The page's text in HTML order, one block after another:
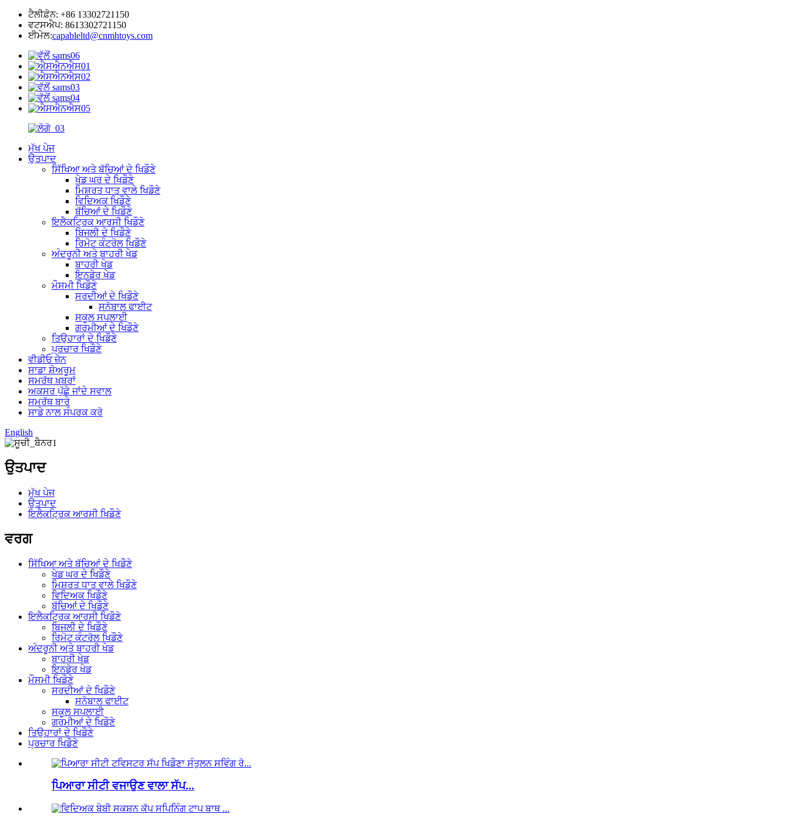
ਟੈਲੀਫ਼ੋਨ: +86 13302721150
ਵਟਸਐਪ: 8613302721150
ਈਮੇਲ:capableltd@cnmhtoys.com
ਮੁੱਖ ਪੇਜ
ਉਤਪਾਦ
ਸਿੱਖਿਆ ਅਤੇ ਬੱਚਿਆਂ ਦੇ ਖਿਡੌਣੇ
ਖੇਡ ਘਰ ਦੇ ਖਿਡੌਣੇ
ਮਿਸ਼ਰਤ ਧਾਤ ਵਾਲੇ ਖਿਡੌਣੇ
ਵਿਦਿਅਕ ਖਿਡੌਣੇ
ਬੱਚਿਆਂ ਦੇ ਖਿਡੌਣੇ
ਇਲੈਕਟ੍ਰਿਕ ਆਰਸੀ ਖਿਡੌਣੇ
ਬਿਜਲੀ ਦੇ ਖਿਡੌਣੇ
ਰਿਮੋਟ ਕੰਟਰੋਲ ਖਿਡੌਣੇ
ਅੰਦਰੂਨੀ ਅਤੇ ਬਾਹਰੀ ਖੇਡ
ਬਾਹਰੀ ਖੇਡ
ਇਨਡੋਰ ਖੇਡ
ਮੌਸਮੀ ਖਿਡੌਣੇ
ਸਰਦੀਆਂ ਦੇ ਖਿਡੌਣੇ
ਸਨੋਬਾਲ ਫਾਈਟ
ਸਕੂਲ ਸਪਲਾਈ
ਗਰਮੀਆਂ ਦੇ ਖਿਡੌਣੇ
ਤਿਉਹਾਰਾਂ ਦੇ ਖਿਡੌਣੇ
ਪ੍ਰਚਾਰ ਖਿਡੌਣੇ
ਵੀਡੀਓ ਜ਼ੋਨ
ਸਾਡਾ ਸ਼ੋਅਰੂਮ
ਸਮਰੱਥ ਖ਼ਬਰਾਂ
ਅਕਸਰ ਪੁੱਛੇ ਜਾਂਦੇ ਸਵਾਲ
ਸਮਰੱਥ ਬਾਰੇ
ਸਾਡੇ ਨਾਲ ਸੰਪਰਕ ਕਰੋ
English
ਉਤਪਾਦ
ਮੁੱਖ ਪੇਜ
ਉਤਪਾਦ
ਇਲੈਕਟ੍ਰਿਕ ਆਰਸੀ ਖਿਡੌਣੇ
ਵਰਗ
ਸਿੱਖਿਆ ਅਤੇ ਬੱਚਿਆਂ ਦੇ ਖਿਡੌਣੇ
ਖੇਡ ਘਰ ਦੇ ਖਿਡੌਣੇ
ਮਿਸ਼ਰਤ ਧਾਤ ਵਾਲੇ ਖਿਡੌਣੇ
ਵਿਦਿਅਕ ਖਿਡੌਣੇ
ਬੱਚਿਆਂ ਦੇ ਖਿਡੌਣੇ
ਇਲੈਕਟ੍ਰਿਕ ਆਰਸੀ ਖਿਡੌਣੇ
ਬਿਜਲੀ ਦੇ ਖਿਡੌਣੇ
ਰਿਮੋਟ ਕੰਟਰੋਲ ਖਿਡੌਣੇ
ਅੰਦਰੂਨੀ ਅਤੇ ਬਾਹਰੀ ਖੇਡ
ਬਾਹਰੀ ਖੇਡ
ਇਨਡੋਰ ਖੇਡ
ਮੌਸਮੀ ਖਿਡੌਣੇ
ਸਰਦੀਆਂ ਦੇ ਖਿਡੌਣੇ
ਸਨੋਬਾਲ ਫਾਈਟ
ਸਕੂਲ ਸਪਲਾਈ
ਗਰਮੀਆਂ ਦੇ ਖਿਡੌਣੇ
ਤਿਉਹਾਰਾਂ ਦੇ ਖਿਡੌਣੇ
ਪ੍ਰਚਾਰ ਖਿਡੌਣੇ
ਪਿਆਰਾ ਸੀਟੀ ਵਜਾਉਣ ਵਾਲਾ ਸੱਪ...